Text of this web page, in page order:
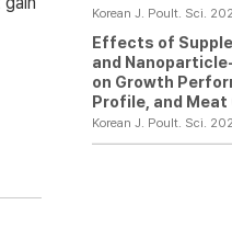
Korean J. Poult. Sci.
Effects of
and
on Growth
Profile, and
Korean J. Poult. Sci.